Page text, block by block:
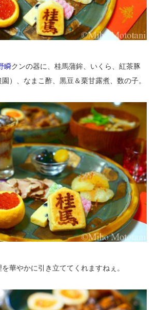
瞬クンの器に、桂馬蒲鉾、いくら、紅茶豚
）、なまこ酢、黒豆＆栗甘露煮、数の子。
華やかに引き立ててくれますねぇ。